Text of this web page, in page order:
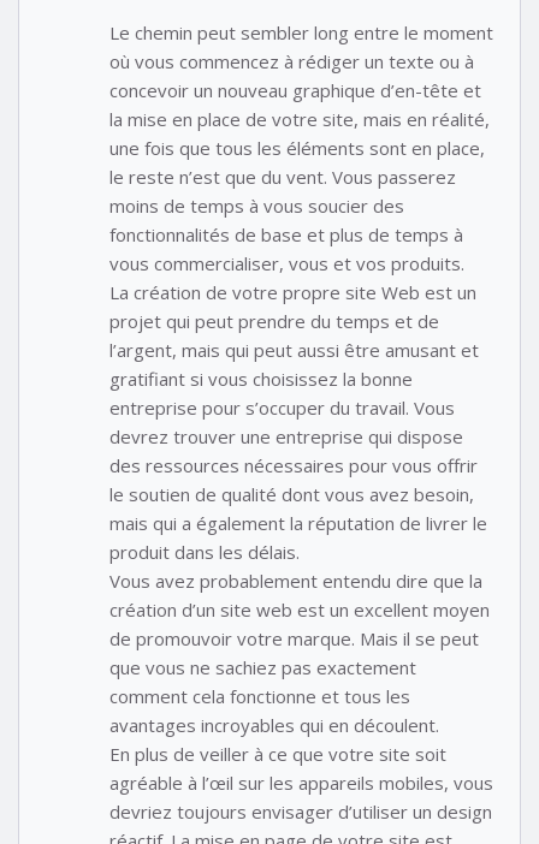
Le chemin peut sembler long entre le moment
où vous commencez à rédiger un texte ou à
concevoir un nouveau graphique d’en-tête et
la mise en place de votre site, mais en réalité,
une fois que tous les éléments sont en place,
le reste n’est que du vent. Vous passerez
moins de temps à vous soucier des
fonctionnalités de base et plus de temps à
vous commercialiser, vous et vos produits.
La création de votre propre site Web est un
projet qui peut prendre du temps et de
l’argent, mais qui peut aussi être amusant et
gratifiant si vous choisissez la bonne
entreprise pour s’occuper du travail. Vous
devrez trouver une entreprise qui dispose
des ressources nécessaires pour vous offrir
le soutien de qualité dont vous avez besoin,
mais qui a également la réputation de livrer le
produit dans les délais.
Vous avez probablement entendu dire que la
création d’un site web est un excellent moyen
de promouvoir votre marque. Mais il se peut
que vous ne sachiez pas exactement
comment cela fonctionne et tous les
avantages incroyables qui en découlent.
En plus de veiller à ce que votre site soit
agréable à l’œil sur les appareils mobiles, vous
devriez toujours envisager d’utiliser un design